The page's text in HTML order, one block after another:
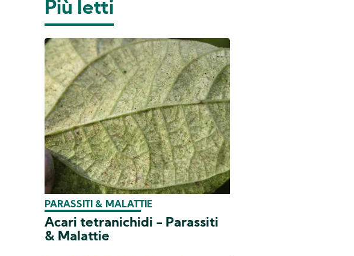
Più letti
PARASSITI & MALATTIE
Acari tetranichidi - Parassiti
& Malattie